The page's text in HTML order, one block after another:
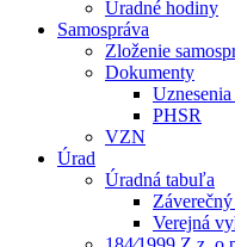
Úradné hodiny
Samospráva
Zloženie
Dokumenty
PHSR
VZN
Úrad
Úradná tabuľa
Verejná